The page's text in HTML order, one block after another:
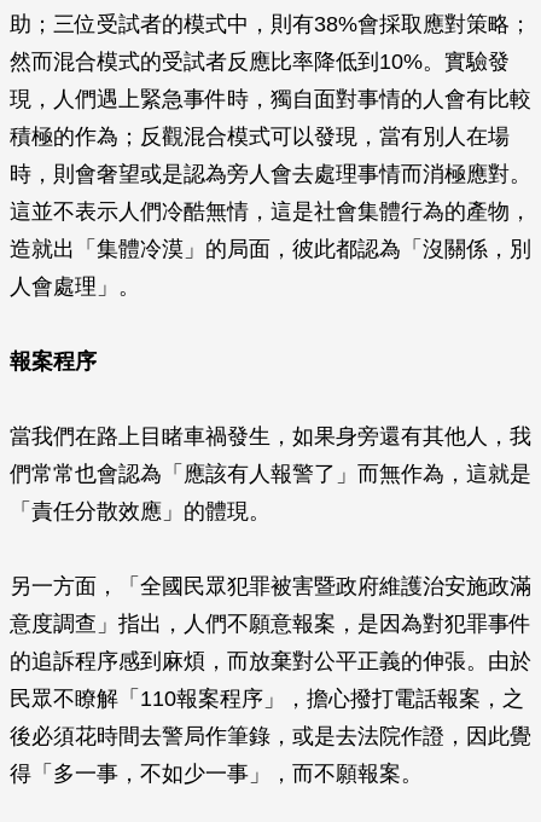
助；三位受試者的模式中，則有38%會採取應對策略；
然而混合模式的受試者反應比率降低到10%。實驗發
現，人們遇上緊急事件時，獨自面對事情的人會有比較
積極的作為；反觀混合模式可以發現，當有別人在場
時，則會奢望或是認為旁人會去處理事情而消極應對。
這並不表示人們冷酷無情，這是社會集體行為的產物，
造就出「集體冷漠」的局面，彼此都認為「沒關係，別
人會處理」。
報案程序
當我們在路上目睹車禍發生，如果身旁還有其他人，我
們常常也會認為「應該有人報警了」而無作為，這就是
「責任分散效應」的體現。
另一方面，「全國民眾犯罪被害暨政府維護治安施政滿
意度調查」指出，人們不願意報案，是因為對犯罪事件
的追訴程序感到麻煩，而放棄對公平正義的伸張。由於
民眾不瞭解「110報案程序」，擔心撥打電話報案，之
後必須花時間去警局作筆錄，或是去法院作證，因此覺
得「多一事，不如少一事」，而不願報案。